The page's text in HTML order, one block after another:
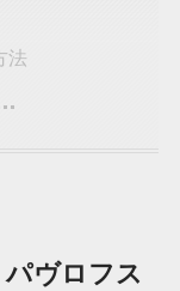
法
ヴロフス